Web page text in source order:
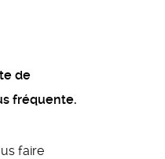
de
fréquente.
faire